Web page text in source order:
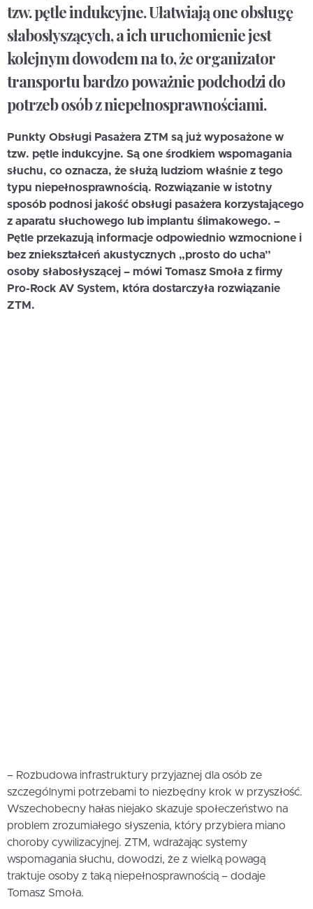
tzw. pętle indukcyjne. Ułatwiają one obsługę
słabosłyszących, a ich uruchomienie jest
kolejnym dowodem na to, że organizator
transportu bardzo poważnie podchodzi do
potrzeb osób z niepełnosprawnościami.
Punkty Obsługi Pasażera ZTM są już wyposażone w
tzw. pętle indukcyjne. Są one środkiem wspomagania
słuchu, co oznacza, że służą ludziom właśnie z tego
typu niepełnosprawnością. Rozwiązanie w istotny
sposób podnosi jakość obsługi pasażera korzystającego
z aparatu słuchowego lub implantu ślimakowego. –
Pętle przekazują informacje odpowiednio wzmocnione i
bez zniekształceń akustycznych „prosto do ucha”
osoby słabosłyszącej – mówi Tomasz Smoła z firmy
Pro-Rock AV System, która dostarczyła rozwiązanie
ZTM.
– Rozbudowa infrastruktury przyjaznej dla osób ze
szczególnymi potrzebami to niezbędny krok w przyszłość.
Wszechobecny hałas niejako skazuje społeczeństwo na
problem zrozumiałego słyszenia, który przybiera miano
choroby cywilizacyjnej. ZTM, wdrażając systemy
wspomagania słuchu, dowodzi, że z wielką powagą
traktuje osoby z taką niepełnosprawnością – dodaje
Tomasz Smoła.